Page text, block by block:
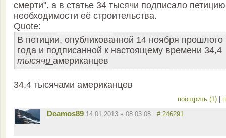
смерти". а в статье 34 тысячи подписало
необходимости её строительства.
Quote:
В петиции, опубликованной 14 ноября прошлого
года и подписанной к настоящему времени 34,4
тысячи американцев
34,4 тысячами американцев
поощрить (1)
Deamos89 14.01.2013 в 08:03:08 # 246291